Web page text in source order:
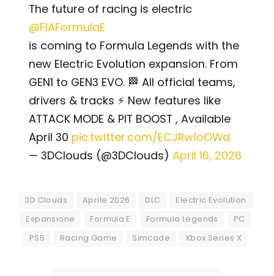
The future of racing is electric
@FIAFormulaE
is coming to Formula Legends with the
new Electric Evolution expansion. From
GEN1 to GEN3 EVO. 🏁 All official teams,
drivers & tracks ⚡ New features like
ATTACK MODE & PIT BOOST , Available
April 30 pic.twitter.com/ECJRw1oOWd
— 3DClouds (@3DClouds) April 16, 2026
3D Clouds Aprile 2026 DLC
Electric Evolution
Espansione
Formula E Formula Legends
PC
PS5
Racing Game Simcade Xbox Series X